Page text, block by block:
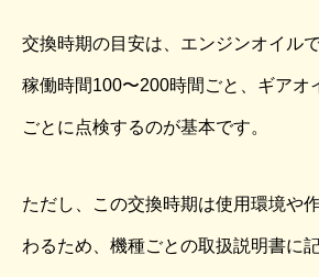
交換時期の目安は、エンジンオイル
稼働時間100〜200時間ごと、ギアオ
ごとに点検するのが基本です。
ただし、この交換時期は使用環境や
わるため、機種ごとの取扱説明書に